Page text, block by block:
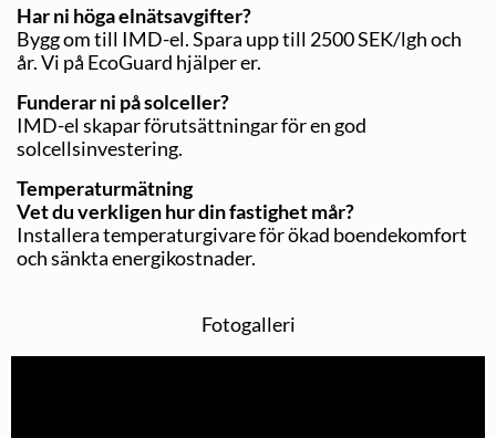
Har ni höga elnätsavgifter?
Bygg om till IMD-el. Spara upp till 2500 SEK/lgh och
år. Vi på EcoGuard hjälper er.
Funderar ni på solceller?
IMD-el skapar förutsättningar för en god
solcellsinvestering.
Temperaturmätning
Vet du verkligen hur din fastighet mår?
Installera temperaturgivare för ökad boendekomfort
och sänkta energikostnader.
Fotogalleri